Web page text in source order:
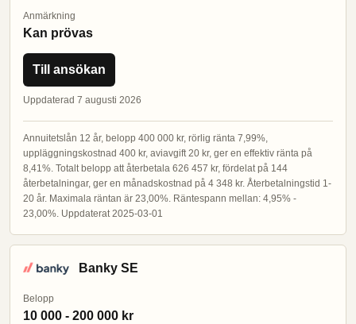
Anmärkning
Kan prövas
Till ansökan
Uppdaterad 7 augusti 2026
Annuitetslån 12 år, belopp 400 000 kr, rörlig ränta 7,99%,
uppläggningskostnad 400 kr, aviavgift 20 kr, ger en effektiv ränta på
8,41%. Totalt belopp att återbetala 626 457 kr, fördelat på 144
återbetalningar, ger en månadskostnad på 4 348 kr. Återbetalningstid 1-
20 år. Maximala räntan är 23,00%. Räntespann mellan: 4,95% -
23,00%. Uppdaterat 2025-03-01
Banky SE
Belopp
10 000 - 200 000 kr